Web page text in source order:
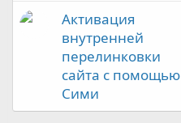
Активация
внутренней
перелинковки
сайта с помощью
Сими